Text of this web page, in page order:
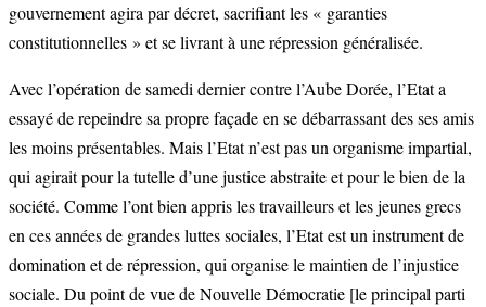
gouvernement agira par décret, sacrifiant les « garanties
constitutionnelles » et se livrant à une répression généralisée.
Avec l’opération de samedi dernier contre l’Aube Dorée, l’Etat a
essayé de repeindre sa propre façade en se débarrassant des ses amis
les moins présentables. Mais l’Etat n’est pas un organisme impartial,
qui agirait pour la tutelle d’une justice abstraite et pour le bien de la
société. Comme l’ont bien appris les travailleurs et les jeunes grecs
en ces années de grandes luttes sociales, l’Etat est un instrument de
domination et de répression, qui organise le maintien de l’injustice
sociale. Du point de vue de Nouvelle Démocratie [le principal parti